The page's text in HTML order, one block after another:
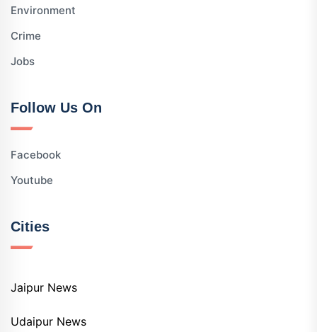
Environment
Crime
Jobs
Follow Us On
Facebook
Youtube
Cities
Jaipur News
Udaipur News